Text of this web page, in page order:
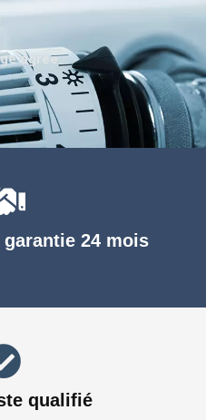
garantie 24 mois
qualifié
agréé